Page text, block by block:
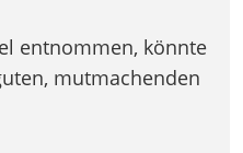
entnommen, könnte
mutmachenden